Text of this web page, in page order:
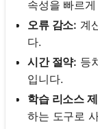
속성을 빠르
오류 감소: 계
다.
시간 절약: 등
입니다.
학습 리소스
하는 도구로